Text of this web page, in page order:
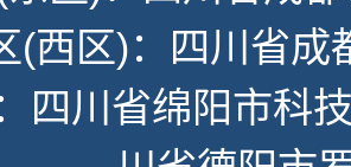
(西区)：四川省成
四川省绵阳市科